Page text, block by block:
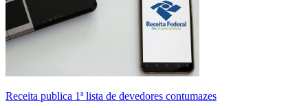
Receita publica 1ª lista de devedores contumazes